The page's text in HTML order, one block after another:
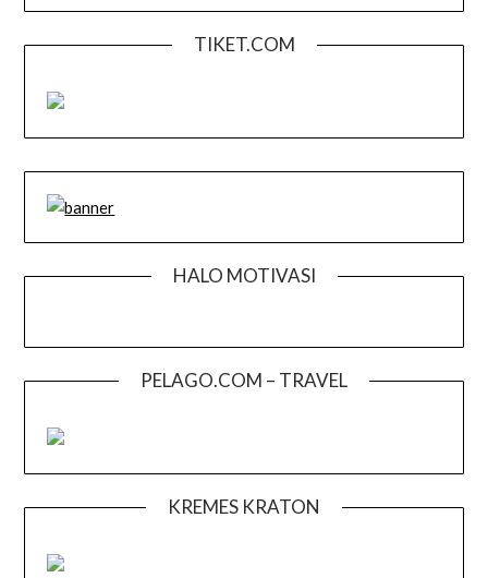
TIKET.COM
HALO MOTIVASI
PELAGO.COM – TRAVEL
KREMES KRATON